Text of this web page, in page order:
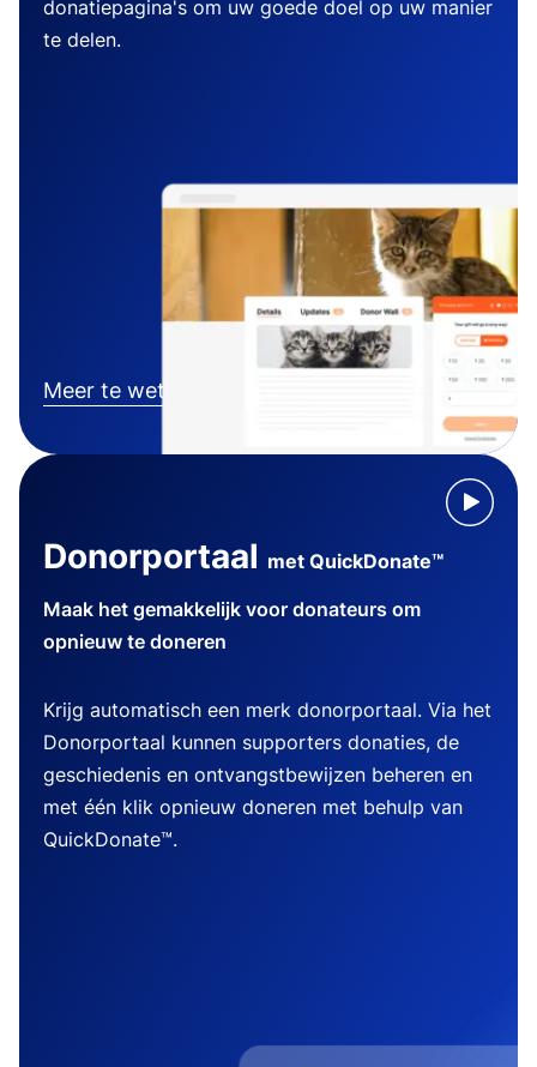
donatiepagina's om uw goede doel op uw manier
te delen.
Meer te weten komen
Donorportaal met QuickDonate™
Maak het gemakkelijk voor donateurs om
opnieuw te doneren
Krijg automatisch een merk donorportaal. Via het
Donorportaal kunnen supporters donaties, de
geschiedenis en ontvangstbewijzen beheren en
met één klik opnieuw doneren met behulp van
QuickDonate™.